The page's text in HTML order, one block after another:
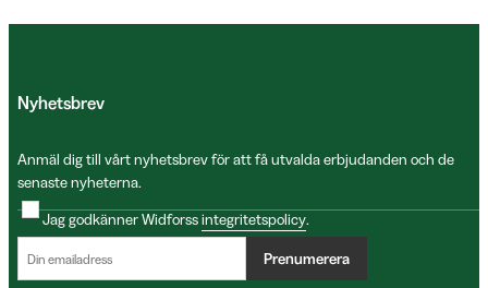
Nyhetsbrev
Anmäl dig till vårt nyhetsbrev för att få utvalda erbjudanden och de
senaste nyheterna.
Jag godkänner Widforssintegritetspolicy.
Prenumerera